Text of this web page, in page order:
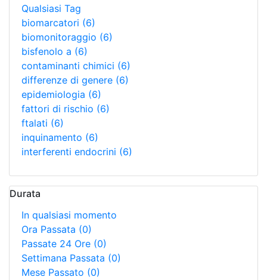
Qualsiasi Tag
biomarcatori (6)
biomonitoraggio (6)
bisfenolo a (6)
contaminanti chimici (6)
differenze di genere (6)
epidemiologia (6)
fattori di rischio (6)
ftalati (6)
inquinamento (6)
interferenti endocrini (6)
Durata
In qualsiasi momento
Ora Passata (0)
Passate 24 Ore (0)
Settimana Passata (0)
Mese Passato (0)